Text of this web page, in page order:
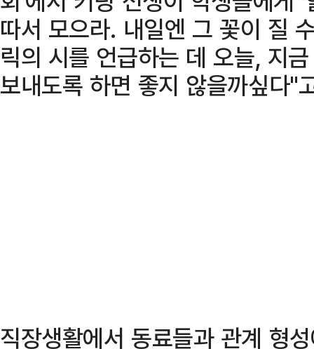
따서 모으라. 내일엔 그 꽃이 질
릭의 시를 언급하는 데 오늘, 지
보내도록 하면 좋지 않을까싶다"
직장생활에서 동료들과 관계 형